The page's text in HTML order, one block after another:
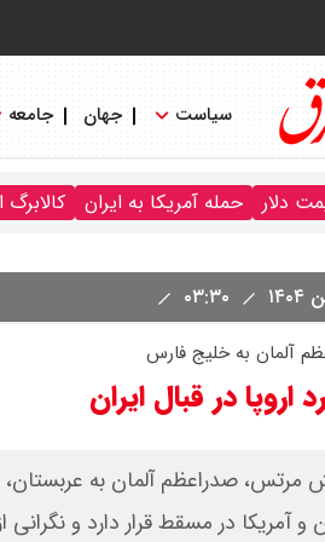
سیاست جهان جامعه
دلار حمله آمریکا به ایران کالابرگ
آلمان به خلیج فارس
اروپا در قبال ایران
مرتس، صدراعظم آلمان به عربستان،
و آمریکا در مسقط قرار دارد و